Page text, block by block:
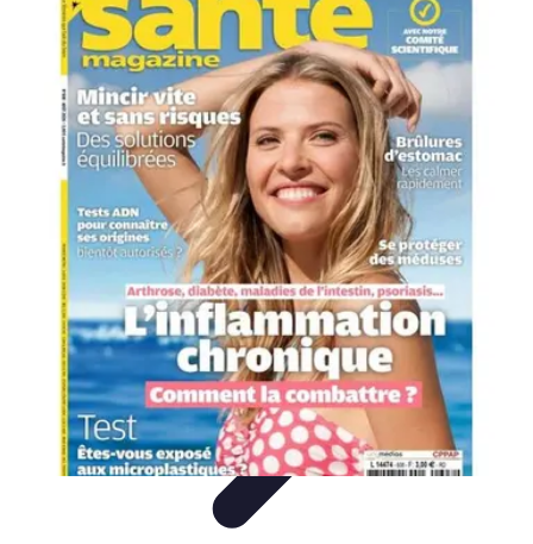
Astuces Anti Stress
Astuces Naturelles Astuces PratiquesMéditation et
RelaxationRoutines et HabitudesTechniques de Relaxation
Astuces Anti Stress